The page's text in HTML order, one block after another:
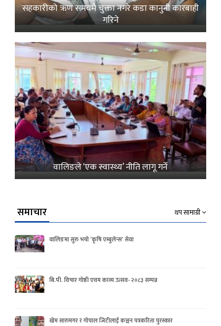
सहकारीको ऋण समयमै चुक्ता नगरे कडा कानुनी कारबाही
गरिने
वालिङले ‘एक स्वास्थ्य’ नीति लागू गर्ने
समाचार थप सामाग्री
वालिङमा सुरु भयो ‘कृषि एम्बुलेन्स’ सेवा
बि.पी. विचार गोष्ठी एवम काव्य उत्सव- २०८३ सम्पन्न
खेम सारुमगर र गोपाल जिटीलाई कञ्चन पत्रकरिता पुरस्कार